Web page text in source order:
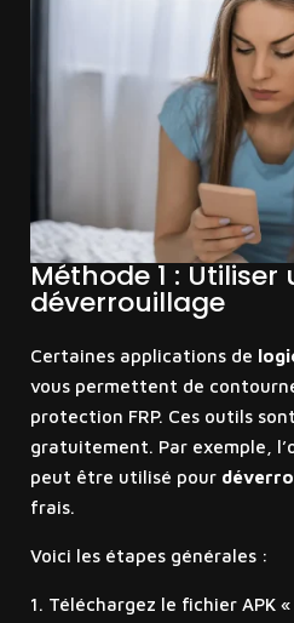
Méthode 1 :
déverrouillage
Certaines applications de
vous permettent de
protection FRP. Ces outils
gratuitement. Par exemple,
peut être utilisé pour
frais.
Voici les étapes générales :
Téléchargez le fichier APK «